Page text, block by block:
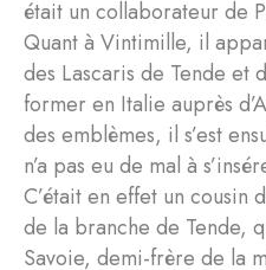
était un collaborateur de
Quant à Vintimille, il
des Lascaris de Tende et
former en Italie auprès
des emblèmes, il s’est
n’a pas eu de mal à
C’était en effet un cousin
de la branche de Tende,
Savoie, demi-frère de la